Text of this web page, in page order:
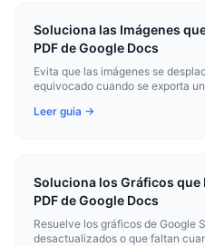
Soluciona las Imágenes
PDF de Google Docs
Evita que las imágenes se
equivocado cuando se exporta
Leer guia →
Soluciona los Gráficos que
PDF de Google Docs
Resuelve los gráficos de Google
desactualizados o que faltan